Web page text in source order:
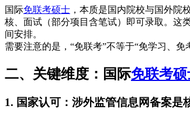
国际免联考硕士 ，本质是国内院校与国外院
核、面试（部分项目含笔试）即可录取。这
间安排。
需要注意的是，“免联考”不等于“免学习、
二、关键维度：国际免联考硕
1. 国家认可：涉外监管信息网备案是